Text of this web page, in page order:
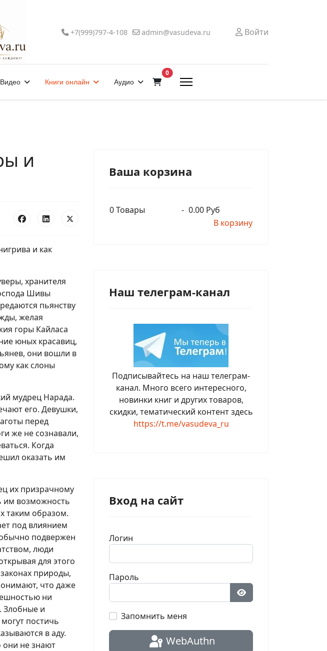
+7(999)797-4-108 admin@vasudeva.ru Войти
Видео Книги онлайн Аудио
0В корзину
и
и как
хранителя
Шивы
пьянству
желая
горы Кайласа
юных красавиц,
они вошли в
как слоны
мудрец Нарада.
его. Девушки,
перед
же не сознавали,
Когда
оказать им
их призрачному
им возможность
таким образом.
под влиянием
подвержен
люди
для этого
природы,
что даже
ни
Злобные и
постичь
в аду.
они не знают
Ваша корзина
0Товары - 0.00 Руб
В корзину
Наш телеграм-канал
Подписывайтесь на наш телеграм-
канал. Много всего интересного,
новинки книг и других товаров,
скидки, тематический контент здесь
https://t.me/vasudeva_ru
Вход на сайт
Логин
Пароль
Показать пароль
Запомнить меня
WebAuthn